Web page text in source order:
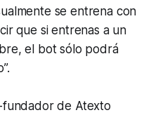
se entrena con
que si entrenas a un
el botsólo podrá
fundador de Atexto